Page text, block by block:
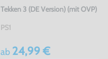
Tekken 3 (DE Version) (mit OVP)
PS1
ab 24,99 €